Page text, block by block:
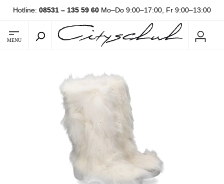
Hotline: 08531 – 135 59 60 Mo–Do 9:00–17:00, Fr 9:00–13:00
MENU